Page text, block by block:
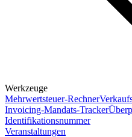
Werkzeuge
Mehrwertsteuer-Rechner
Invoicing-Mandats-Tracker
Identifikationsnummer
Veranstaltungen